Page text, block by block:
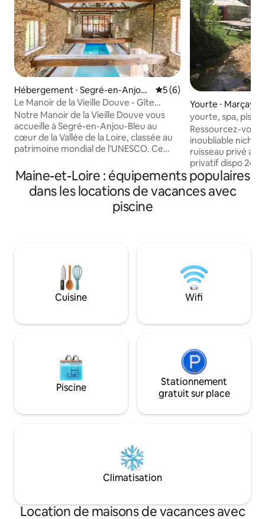
Hébergement ⋅ Segré-en-Anjou
Bleu
Évaluation moyenne sur
5 (6)
Le Manoir de la Vieille Douve - Gîte
Bramley
Notre Manoir de la Vieille Douve vous
accueille à Segré-en-Anjou-Bleu au
cœur de la Vallée de la Loire, classée au
patrimoine mondial de l’UNESCO. Ce
idéal pour tous, intimiste pour les
amoureux en quête de ressourcement,
chaleureux et festif pour y partager des
moments inoubliables en famille ou
entre amis. Le manoir du XVI siècle,
Yourte ⋅ Marçay
yourte, spa,
Ressourcez-vous
inoubliable niché
ruisseau privé
privatif dispo 24/
piscine chauffée
gîtes et les
pilotis, cuisines,
suivant les
Maine-et-Loire : équipements populaires
dans les locations de vacances avec
piscine
Cuisine Wifi
Piscine
Stationnement
gratuit sur place
Climatisation
Location de maisons de vacances avec